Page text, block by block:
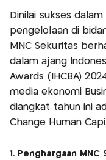
Dinilai sukses
pengelolaan di
MNC Sekuritas
dalam ajang
Awards (IHCBA)
media ekonomi
diangkat tahun ini
Change Human
1. Penghargaan MNC